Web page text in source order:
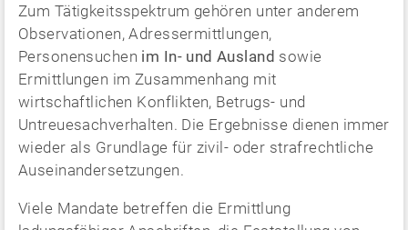
Zum Tätigkeitsspektrum gehören unter anderem
Observationen, Adressermittlungen,
Personensuchen im In- und Ausland sowie
Ermittlungen im Zusammenhang mit
wirtschaftlichen Konflikten, Betrugs- und
Untreuesachverhalten. Die Ergebnisse dienen immer
wieder als Grundlage für zivil- oder strafrechtliche
Auseinandersetzungen.
Viele Mandate betreffen die Ermittlung